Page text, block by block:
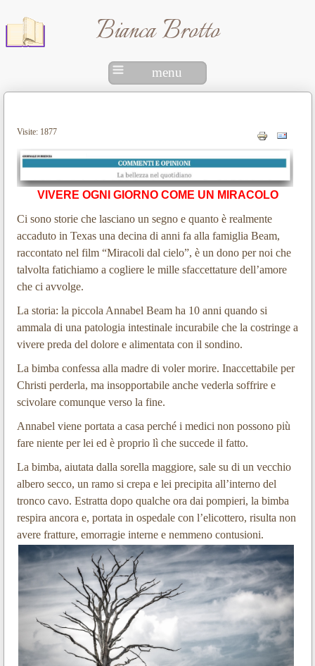
Bianca Brotto
menu
Visite: 1877
VIVERE OGNI GIORNO COME UN MIRACOLO
Ci sono storie che lasciano un segno e quanto è realmente
accaduto in Texas una decina di anni fa alla famiglia Beam,
raccontato nel film “Miracoli dal cielo”, è un dono per noi che
talvolta fatichiamo a cogliere le mille sfaccettature dell’amore
che ci avvolge.
La storia: la piccola Annabel Beam ha 10 anni quando si
ammala di una patologia intestinale incurabile che la costringe a
vivere preda del dolore e alimentata con il sondino.
La bimba confessa alla madre di voler morire. Inaccettabile per
Christi perderla, ma insopportabile anche vederla soffrire e
scivolare comunque verso la fine.
Annabel viene portata a casa perché i medici non possono più
fare niente per lei ed è proprio lì che succede il fatto.
La bimba, aiutata dalla sorella maggiore, sale su di un vecchio
albero secco, un ramo si crepa e lei precipita all’interno del
tronco cavo. Estratta dopo qualche ora dai pompieri, la bimba
respira ancora e, portata in ospedale con l’elicottero, risulta non
avere fratture, emorragie interne e nemmeno contusioni.